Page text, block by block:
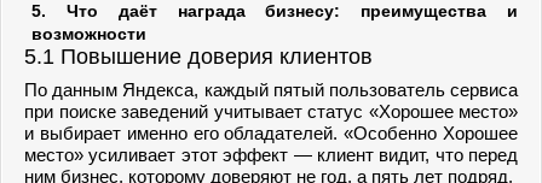
5. Что даёт награда бизнесу: преимущества и
возможности
5.1 Повышение доверия клиентов
По данным Яндекса, каждый пятый пользователь сервиса
при поиске заведений учитывает статус «Хорошее место»
и выбирает именно его обладателей. «Особенно Хорошее
место» усиливает этот эффект — клиент видит, что перед
ним бизнес, которому доверяют не год, а пять лет подряд.